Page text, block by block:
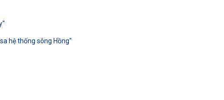
hệ thống sông Hồng"